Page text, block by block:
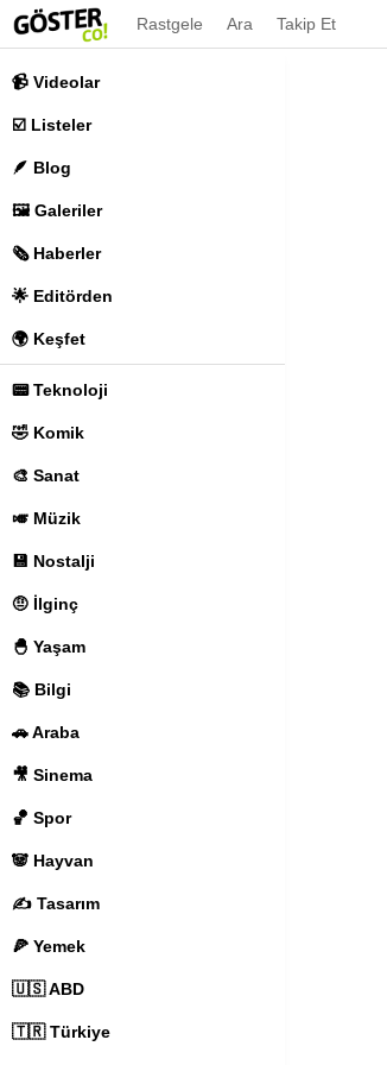
📹 Videolar
☑️ Listeler
🪶 Blog
🖼️ Galeriler
🗞️ Haberler
🌟 Editörden
🌍 Keşfet
📟 Teknoloji
🤣 Komik
🎨 Sanat
🎺 Müzik
💾 Nostalji
🤨 İlginç
🐣 Yaşam
📚 Bilgi
🚗 Araba
🎥 Sinema
🏀 Spor
🐼 Hayvan
✍️ Tasarım
🍕 Yemek
🇺🇸 ABD
🇹🇷 Türkiye
Rastgele Ara Takip Et